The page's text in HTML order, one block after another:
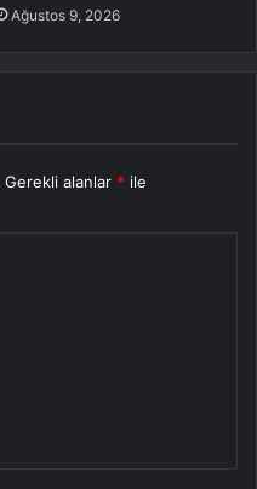
Ağustos 9, 2026
Gerekli alanlar * ile